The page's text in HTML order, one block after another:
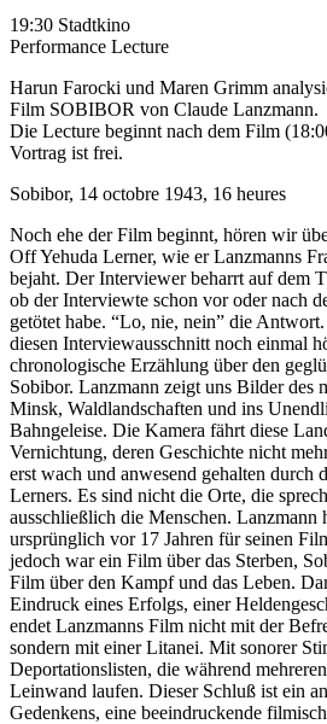
19:30 Stadtkino
Performance Lecture
Harun Farocki und Maren Grimm
Film SOBIBOR von Claude Lanzmann.
Die Lecture beginnt nach dem Film
Vortrag ist frei.
Sobibor, 14 octobre 1943, 16 heures
Noch ehe der Film beginnt, hören wir
Off Yehuda Lerner, wie er Lanzmanns
bejaht. Der Interviewer beharrt auf dem
ob der Interviewte schon vor oder nach
getötet habe. “Lo, nie, nein” die
diesen Interviewausschnitt noch einmal
chronologische Erzählung über den
Sobibor. Lanzmann zeigt uns Bilder des
Minsk, Waldlandschaften und ins
Bahngeleise. Die Kamera fährt diese
Vernichtung, deren Geschichte nicht
erst wach und anwesend gehalten durch
Lerners. Es sind nicht die Orte, die
ausschließlich die Menschen. Lanzmann
ursprünglich vor 17 Jahren für seinen
jedoch war ein Film über das Sterben,
Film über den Kampf und das Leben.
Eindruck eines Erfolgs, einer
endet Lanzmanns Film nicht mit der
sondern mit einer Litanei. Mit sonorer
Deportationslisten, die während
Leinwand laufen. Dieser Schluß ist ein
Gedenkens, eine beeindruckende